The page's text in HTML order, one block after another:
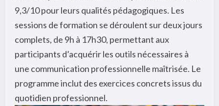
9,3/10 pour leurs qualités pédagogiques. Les
sessions de formation se déroulent sur deux jours
complets, de 9h à 17h30, permettant aux
participants d’acquérir les outils nécessaires à
une communication professionnelle maîtrisée. Le
programme inclut des exercices concrets issus du
quotidien professionnel.